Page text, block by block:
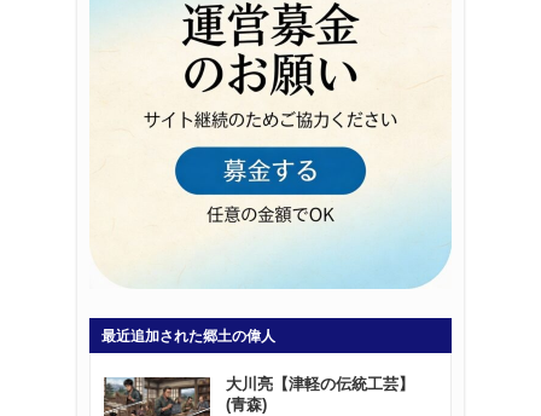
最近追加された郷土の偉人
大川亮【津軽の伝統工芸】
(青森)